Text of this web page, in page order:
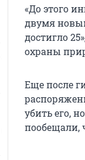
«До этого
двумя
достигло
охраны
Еще после
убить его,
пообещали,